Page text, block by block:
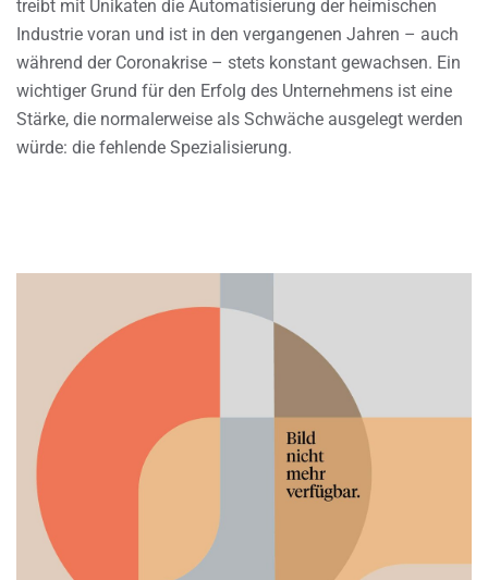
treibt mit Unikaten die Automatisierung der heimischen
Industrie voran und ist in den vergangenen Jahren – auch
während der Coronakrise – stets konstant gewachsen. Ein
wichtiger Grund für den Erfolg des Unternehmens ist eine
Stärke, die normalerweise als Schwäche ausgelegt werden
würde: die fehlende Spezialisierung.